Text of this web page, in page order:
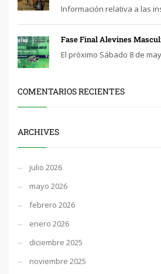
Información relativa a las
Fase Final Alevines
El próximo Sábado 8 de
COMENTARIOS RECIENTES
ARCHIVES
julio 2026
mayo 2026
febrero 2026
enero 2026
diciembre 2025
noviembre 2025